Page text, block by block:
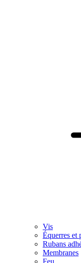
Vis
Équerres et
Rubans
Membranes
Feu